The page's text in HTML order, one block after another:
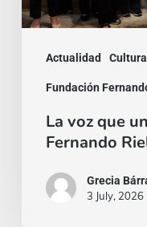
Actualidad Cultura
Fundación
Fernando
La voz que
Fernando
Grecia
3 July, 2026